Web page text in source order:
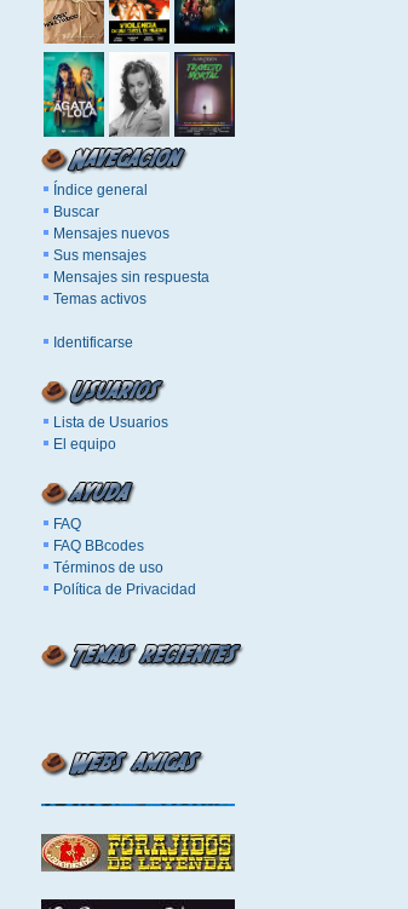
Índice general
Buscar
Mensajes nuevos
Sus mensajes
Mensajes sin respuesta
Temas activos
Identificarse
Lista de Usuarios
El equipo
FAQ
FAQ BBcodes
Términos de uso
Política de Privacidad